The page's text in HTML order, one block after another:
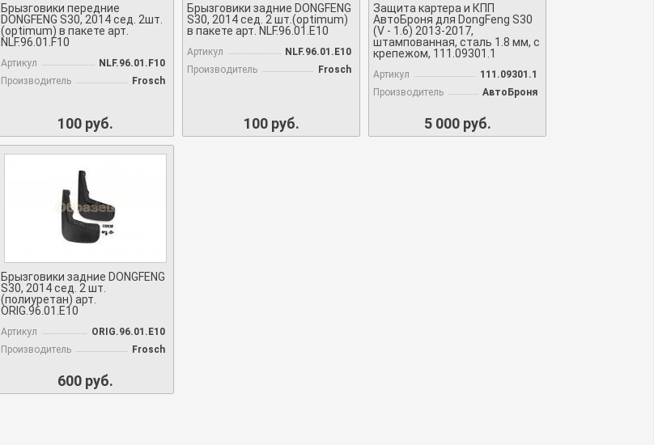
Брызговики передние
DONGFENG S30, 2014 сед. 2шт.
(optimum) в пакете арт.
NLF.96.01.F10
Артикул
NLF.96.01.F10
Производитель
Frosch
100 руб.
Брызговики задние DONGFENG
S30, 2014 сед. 2 шт.(optimum)
в пакете арт. NLF.96.01.E10
Артикул
NLF.96.01.E10
Производитель
Frosch
100 руб.
Защита картера и КПП
АвтоБроня для DongFeng S30
(V - 1.6) 2013-2017,
штампованная, сталь 1.8 мм, с
крепежом, 111.09301.1
Артикул
111.09301.1
Производитель
АвтоБроня
5 000 руб.
Брызговики задние DONGFENG
S30, 2014 сед. 2 шт.
(полиуретан) арт.
ORIG.96.01.E10
Артикул
ORIG.96.01.E10
Производитель
Frosch
600 руб.